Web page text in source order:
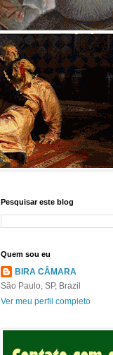
Pesquisar este blog
Quem sou eu
BIRA CÂMARA
São Paulo, SP, Brazil
Ver meu perfil completo